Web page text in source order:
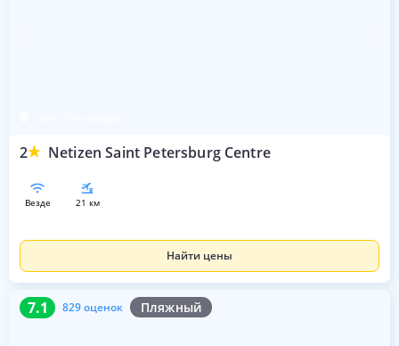
2 Netizen Saint Petersburg Centre
везде 21 км
Найти цены
7.1 829 оценок Пляжный
7.1 829 оценок